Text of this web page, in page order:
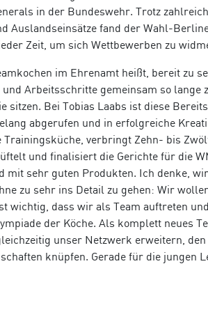
in der Bundeswehr. Trotz
Auslandseinsätze fand der Wahl-
Zeit, um sich Wettbewerben zu
im Ehrenamt heißt, bereit zu
Arbeitsschritte gemeinsam so lange
sitzen. Bei Tobias Laabs ist diese
abgerufen und in erfolgreiche
verbringt Zehn- bis
und finalisiert die Gerichte für die
sehr guten Produkten. Ich denke,
zu sehr ins Detail zu gehen: Wir
wichtig, dass wir als Team auftreten
der Köche. Als komplett neues
unser Netzwerk erweitern, den
knüpfen. Gerade für die jungen